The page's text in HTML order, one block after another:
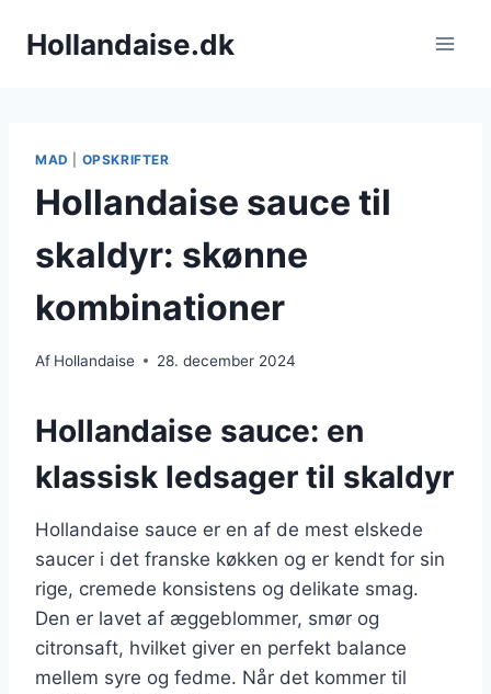
Hollandaise.dk
MAD OPSKRIFTER
Hollandaise sauce til
skaldyr: skønne
kombinationer
Af Hollandaise 28. december 2024
Hollandaise sauce: en
klassisk ledsager til skaldyr
Hollandaise sauce er en af de mest elskede
saucer i det franske køkken og er kendt for sin
rige, cremede konsistens og delikate smag.
Den er lavet af æggeblommer, smør og
citronsaft, hvilket giver en perfekt balance
mellem syre og fedme. Når det kommer til